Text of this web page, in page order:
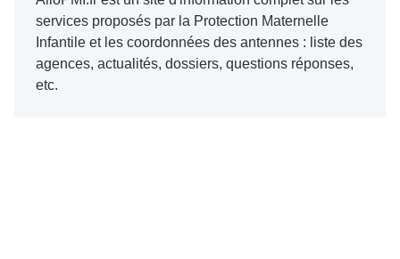
services proposés par la Protection Maternelle
Infantile et les coordonnées des antennes : liste des
agences, actualités, dossiers, questions réponses,
etc.